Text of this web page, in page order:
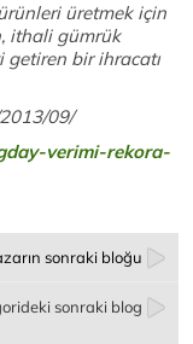
üretmek için
ithali gümrük
bir ihracatı
09/
verimi-rekora-
sonraki bloğu
sonraki blog